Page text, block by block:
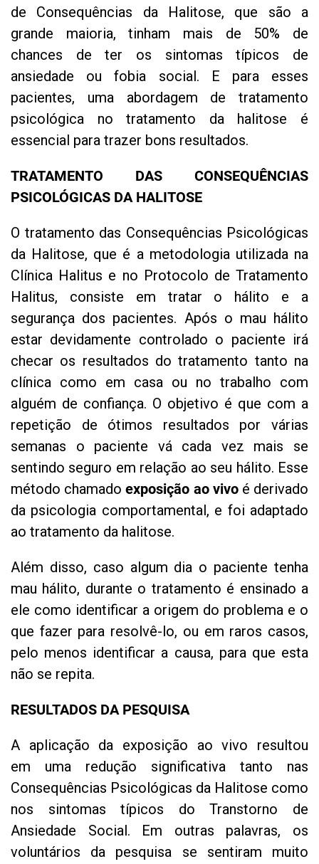
de Consequências da Halitose, que são a
grande maioria, tinham mais de 50% de
chances de ter os sintomas típicos de
ansiedade ou fobia social. E para esses
pacientes, uma abordagem de tratamento
psicológica no tratamento da halitose é
essencial para trazer bons resultados.
TRATAMENTO DAS CONSEQUÊNCIAS
PSICOLÓGICAS DA HALITOSE
O tratamento das Consequências Psicológicas
da Halitose, que é a metodologia utilizada na
Clínica Halitus e no Protocolo de Tratamento
Halitus, consiste em tratar o hálito e a
segurança dos pacientes. Após o mau hálito
estar devidamente controlado o paciente irá
checar os resultados do tratamento tanto na
clínica como em casa ou no trabalho com
alguém de confiança. O objetivo é que com a
repetição de ótimos resultados por várias
semanas o paciente vá cada vez mais se
sentindo seguro em relação ao seu hálito. Esse
método chamadoexposição ao vivoé derivado
da psicologia comportamental, e foi adaptado
ao tratamento da halitose.
Além disso, caso algum dia o paciente tenha
mau hálito, durante o tratamento é ensinado a
ele como identificar a origem do problema e o
que fazer para resolvê-lo, ou em raros casos,
pelo menos identificar a causa, para que esta
não se repita.
RESULTADOS DA PESQUISA
A aplicação da exposição ao vivo resultou
em uma redução significativa tanto nas
Consequências Psicológicas da Halitose como
nos sintomas típicos do Transtorno de
Ansiedade Social. Em outras palavras, os
voluntários da pesquisa se sentiram muito